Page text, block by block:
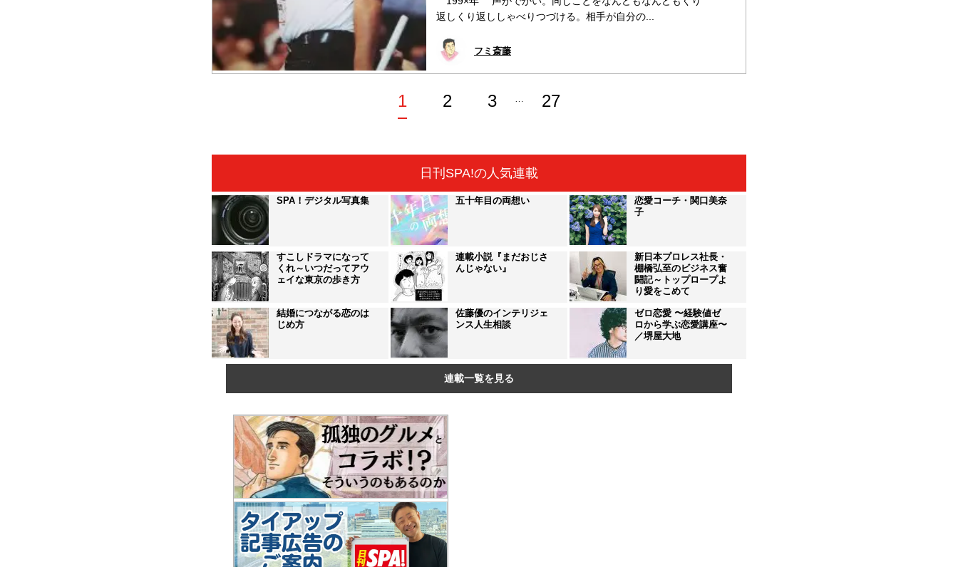
返しくり返ししゃべりつづける。相手が自分の...
フミ斎藤
1 2 3 27
日刊SPA!の人気連載
SPA！デジタル写真集 五十年目の両想い
恋愛コーチ・関口美奈
子
すこしドラマになって
くれ～いつだってアウ
ェイな東京の歩き方
連載小説『まだおじさ
んじゃない』
新日本プロレス社長・
棚橋弘至のビジネス奮
闘記～トップロープよ
り愛をこめて
結婚につながる恋のは
じめ方
佐藤優のインテリジェ
ンス人生相談
ゼロ恋愛 〜経験値ゼ
ロから学ぶ恋愛講座〜
／堺屋大地
連載一覧を見る